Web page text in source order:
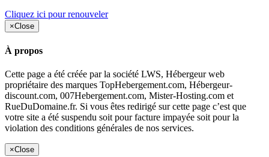
Cliquez ici pour renouveler
×Close
À propos
Cette page a été créée par la société LWS, Hébergeur web
propriétaire des marques TopHebergement.com, Hébergeur-
discount.com, 007Hebergement.com, Mister-Hosting.com et
RueDuDomaine.fr. Si vous êtes redirigé sur cette page c’est que
votre site a été suspendu soit pour facture impayée soit pour la
violation des conditions générales de nos services.
×Close